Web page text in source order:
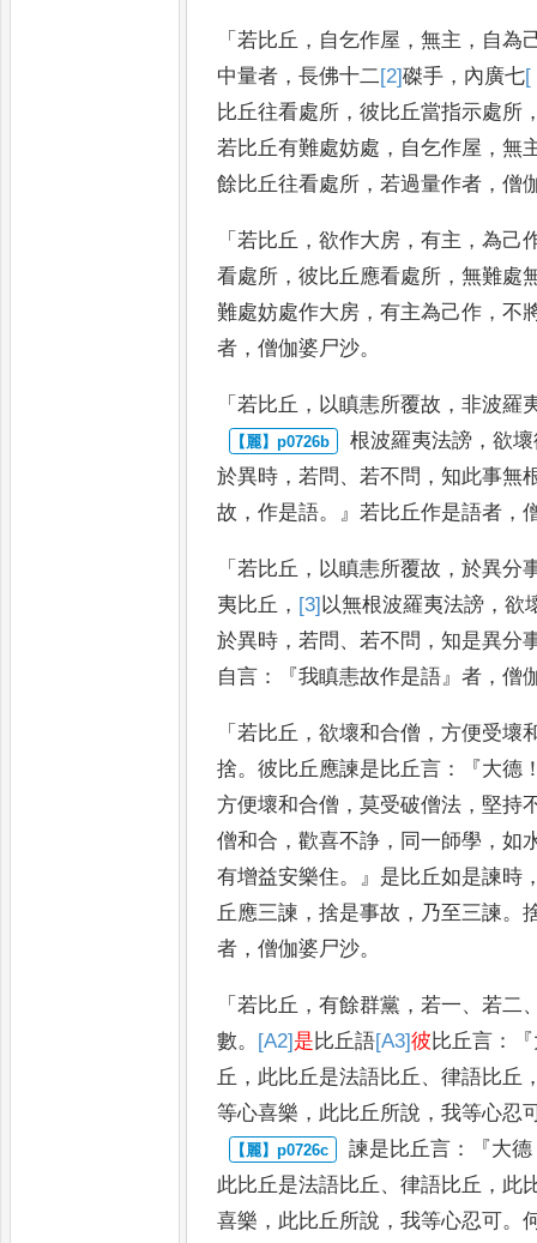
「若比丘 ， 自乞作屋 ，無主 ， 自為
中量者 ，長佛十二[2]磔手 ， 內廣七[
比丘往看處所 ，彼比丘當指示處所
若比丘有難處妨處 ， 自乞作屋 ，無
餘比丘往看處所 ，若過量作者 ，僧
「若比丘 ，欲作大房 ，有主 ，為己
看處所 ，彼比丘應看處所 ，無難處
難處妨處作大房 ，有主為己作 ，不
者 ，僧伽婆尸沙。
「若比丘 ， 以瞋恚所覆故 ，非波羅
根波羅夷法謗 ，欲
於異時 ，若問 、若不問 ，知此事無
故 ，作是語。』若比丘作是語者 ，
「若比丘 ， 以瞋恚所覆故 ，於異分
夷比丘 ， [3]以無根波羅夷法謗 ，欲
於異時 ，若問 、若不問 ，知是異分
自言 ：『我瞋恚故作是語』者 ，僧
「若比丘 ，欲壞和合僧 ，方便受壞
捨。彼比丘應諫是比丘言 ：『大德
方便壞和合僧 ，莫受破僧法 ， 堅持
僧和合 ，歡喜不諍 ， 同一師學 ，如
有增益安樂住。』 是比丘如是諫時
丘應三諫 ，捨是事故 ， 乃至三諫。
者 ，僧伽婆尸沙。
「若比丘 ，有餘群黨 ，若一、若二
數。 [A2]是比丘語[A3]彼比丘言 ：『
丘 ， 此比 丘是法語比丘 、律語比丘
等心喜樂 ， 此比丘所說 ，我等心忍
諫是比丘言 ：『大德
此比丘是法語比丘 、律語比丘 ， 此
喜樂 ， 此比丘所說 ，我等心忍可。